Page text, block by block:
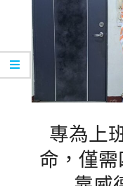
專為上
命，僅